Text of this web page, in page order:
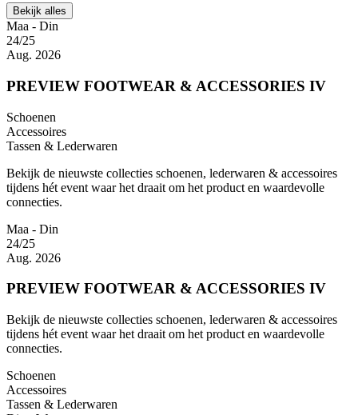
Bekijk alles
Maa - Din
24/25
Aug. 2026
PREVIEW FOOTWEAR & ACCESSORIES IV
Schoenen
Accessoires
Tassen & Lederwaren
Bekijk de nieuwste collecties schoenen, lederwaren & accessoires
tijdens hét event waar het draait om het product en waardevolle
connecties.
Maa - Din
24/25
Aug. 2026
PREVIEW FOOTWEAR & ACCESSORIES IV
Bekijk de nieuwste collecties schoenen, lederwaren & accessoires
tijdens hét event waar het draait om het product en waardevolle
connecties.
Schoenen
Accessoires
Tassen & Lederwaren